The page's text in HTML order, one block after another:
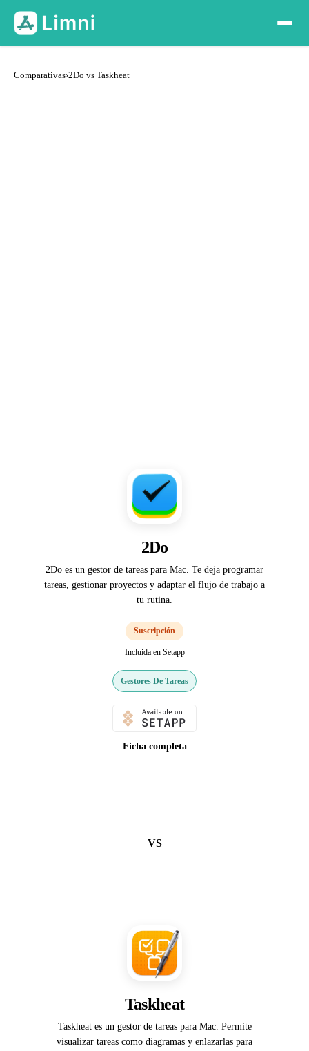
Comparativas›2Do vs Taskheat
2Do
2Do es un gestor de tareas para Mac. Te deja programar
tareas, gestionar proyectos y adaptar el flujo de trabajo a
tu rutina.
Suscripción
Incluida en Setapp
Gestores De Tareas
Ficha completa
VS
Taskheat
Taskheat es un gestor de tareas para Mac. Permite
visualizar tareas como diagramas y enlazarlas para